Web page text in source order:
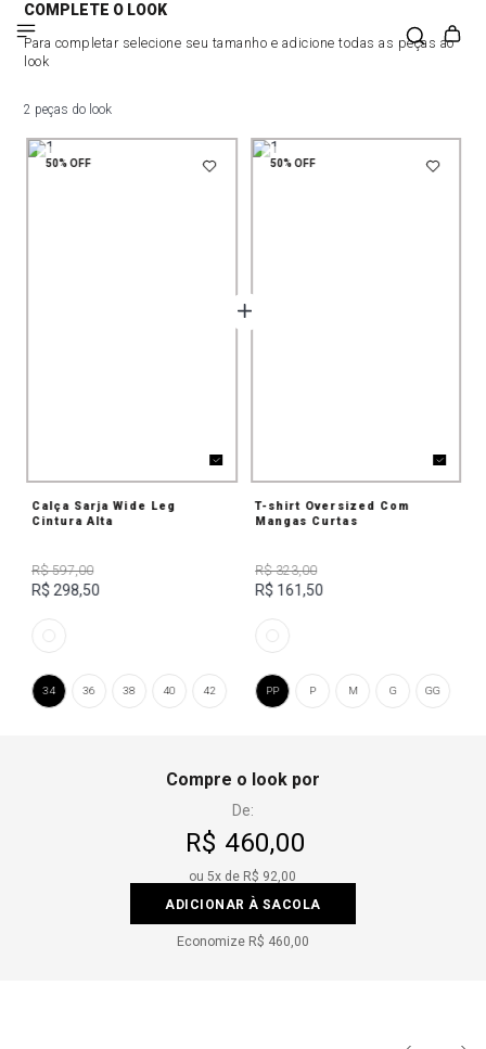
COMPLETE O LOOK
Para completar selecione seu tamanho e adicione todas as peças ao
look
2 peças do look
50%OFF
Calça Sarja Wide Leg
Cintura Alta
R$ 597,00
R$ 298,50
34 36 38 40 42
50%OFF
T-shirt Oversized Com
Mangas Curtas
R$ 323,00
R$ 161,50
G GG
M
P
PP
Compre o look por
De:
R$ 460,00
ou5x de R$ 92,00
ADICIONAR À SACOLA
Economize R$ 460,00